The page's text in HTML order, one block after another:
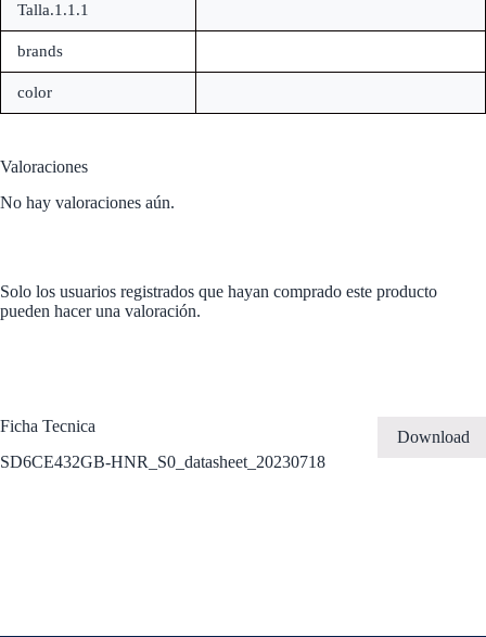
Talla.1.1.1
brands
color
Valoraciones
No hay valoraciones aún.
Solo los usuarios registrados que hayan comprado este producto
pueden hacer una valoración.
Ficha Tecnica
Download
SD6CE432GB-HNR_S0_datasheet_20230718